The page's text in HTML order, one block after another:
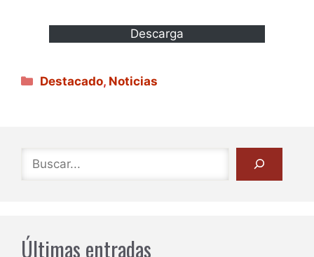
Descarga
Categorías
Destacado, Noticias
Últimas entradas